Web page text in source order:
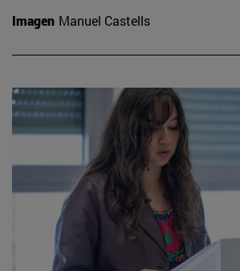
Imagen Manuel Castells